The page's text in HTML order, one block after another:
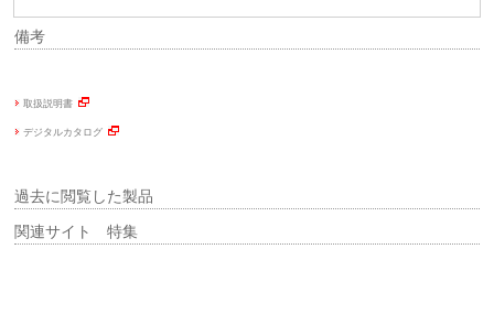
備考
取扱説明書
デジタルカタログ
過去に閲覧した製品
関連サイト 特集